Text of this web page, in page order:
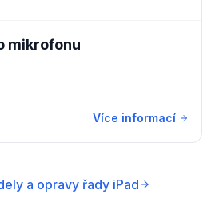
mikrofonu
Více informací
a opravy řady iPad